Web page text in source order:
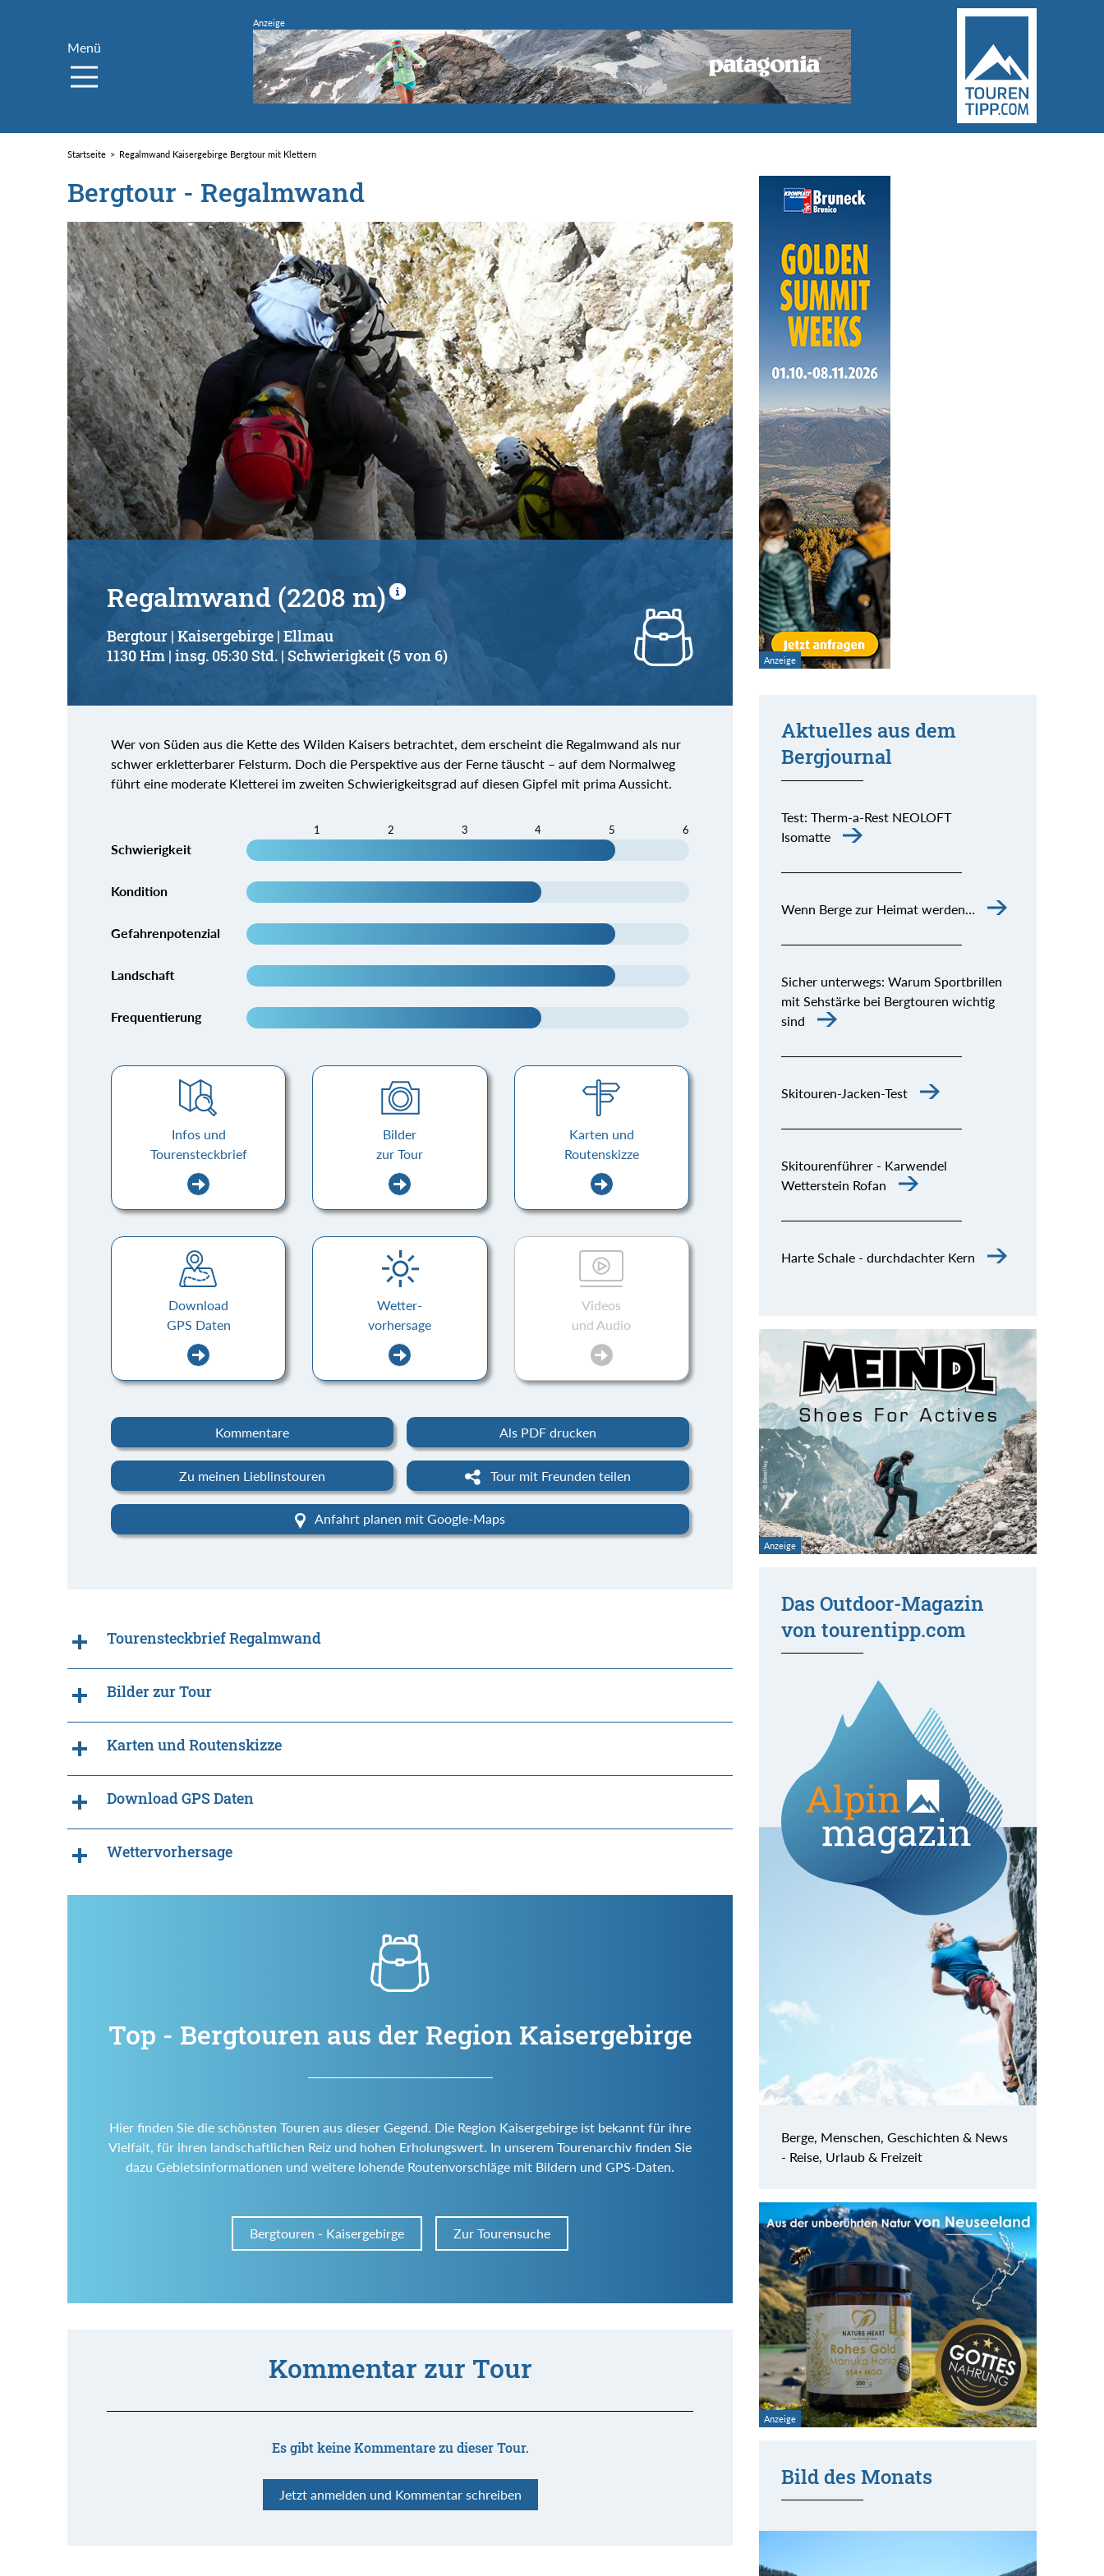
Menü
Startseite Regalmwand Kaisergebirge Bergtour mit Klettern
Bergtour - Regalmwand
Regalmwand (2208 m)
Bergtour | Kaisergebirge | Ellmau
1130 Hm | insg. 05:30 Std. | Schwierigkeit (5 von 6)
Wer von Süden aus die Kette des Wilden Kaisers betrachtet, dem erscheint die Regalmwand als nur
schwer erkletterbarer Felsturm. Doch die Perspektive aus der Ferne täuscht – auf dem Normalweg
führt eine moderate Kletterei im zweiten Schwierigkeitsgrad auf diesen Gipfel mit prima Aussicht.
1 2 3 4 5 6
Schwierigkeit
Kondition
Gefahrenpotenzial
Landschaft
Frequentierung
Infos und
Tourensteckbrief
Bilder
zur Tour
Karten und
Routenskizze
Download
GPS Daten
Wetter-
vorhersage
Videos
und Audio
Kommentare Als PDF drucken
Zu meinen Lieblinstouren Tour mit Freunden teilen
Anfahrt planen mit Google-Maps
Tourensteckbrief Regalmwand
Bilder zur Tour
Karten und Routenskizze
Download GPS Daten
Wettervorhersage
Top - Bergtouren aus der Region Kaisergebirge
Hier finden Sie die schönsten Touren aus dieser Gegend. Die Region Kaisergebirge ist bekannt für ihre
Vielfalt, für ihren landschaftlichen Reiz und hohen Erholungswert. In unserem Tourenarchiv finden Sie
dazu Gebietsinformationen und weitere lohende Routenvorschläge mit Bildern und GPS-Daten.
Bergtouren - Kaisergebirge Zur Tourensuche
Kommentar zur Tour
Es gibt keine Kommentare zu dieser Tour.
Jetzt anmelden und Kommentar schreiben
Aktuelles aus dem
Bergjournal
Test: Therm-a-Rest NEOLOFT
Isomatte
Wenn Berge zur Heimat werden…
Sicher unterwegs: Warum Sportbrillen
mit Sehstärke bei Bergtouren wichtig
sind
Skitouren-Jacken-Test
Skitourenführer - Karwendel
Wetterstein Rofan
Harte Schale - durchdachter Kern
Das Outdoor-Magazin
von tourentipp.com
Berge, Menschen, Geschichten & News
- Reise, Urlaub & Freizeit
Bild des Monats